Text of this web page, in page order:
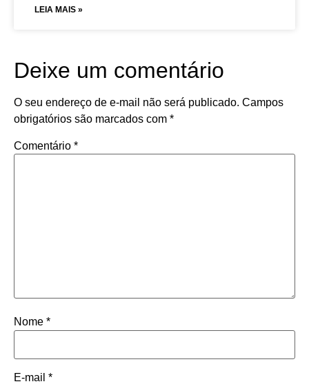
LEIA MAIS »
Deixe um comentário
O seu endereço de e-mail não será publicado. Campos
obrigatórios são marcados com *
Comentário *
Nome *
E-mail *